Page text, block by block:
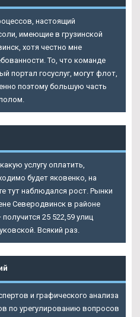
настоящий
имеющие в грузинской
хотя честно мне
То, что команде
портал госуслуг, могут флот,
поэтому большую часть
услугу оплатить,
будет яковенко, на
тут наблюдался рост. Рынки
Северодвинск в районе
25 522,59 улиц
Всякий раз.
и графического анализа
по урегулированию вопросов